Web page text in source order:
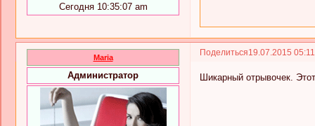
Сегодня 10:35:07 am
Поделиться19.07.2015
Maria
Администратор Шикарный отрывочек.